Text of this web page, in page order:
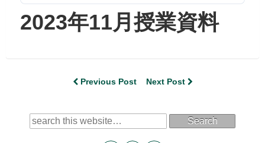
2023年11月授業資料
Previous Post Next Post
Search